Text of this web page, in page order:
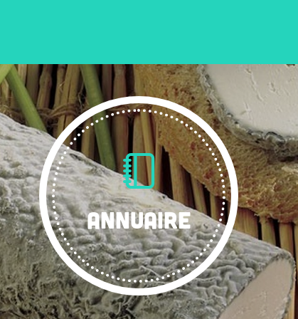
ANNUAIRE